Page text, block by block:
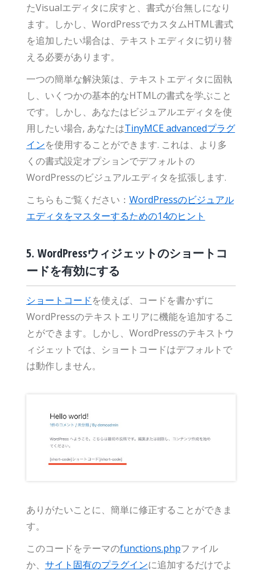
たVisualエディタに戻すと、書式が台無しになり
ます。しかし、WordPressでカスタムHTML書式
を追加したい場合は、テキストエディタに切り替
える必要があります。
一つの簡単な解決策は、テキストエディタに固執
し、いくつかの基本的なHTMLの書式を学ぶこと
です。しかし、あなたはビジュアルエディタを使
用したい場合, あなたはTinyMCE advancedプラグ
インを使用することができます. これは、より多
くの書式設定オプションでデフォルトの
WordPressのビジュアルエディタを拡張します.
こちらもご覧ください： WordPressのビジュアル
エディタをマスターするための14のヒント
5. WordPressウィジェットのショートコ
ードを有効にする
ショートコードを使えば、コードを書かずに
WordPressのテキストエリアに機能を追加するこ
とができます。しかし、WordPressのテキストウ
ィジェットでは、ショートコードはデフォルトで
は動作しません。
ありがたいことに、簡単に修正することができま
す。
このコードをテーマのfunctions.phpファイル
か、 サイト固有のプラグインに追加するだけでよ